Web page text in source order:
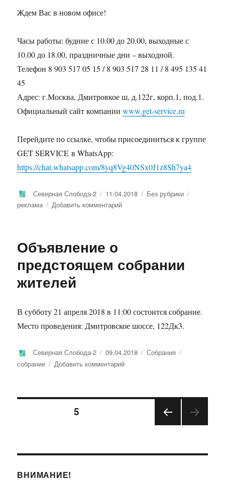
Ждем Вас в новом офисе!
Часы работы: будние с 10.00 до 20.00, выходные с
10.00 до 18.00, праздничные дни – выходной.
Телефон 8 903 517 05 15 / 8 903 517 28 11 / 8 495 135 41
45
Адрес: г.Москва, Дмитровкое ш, д.122г, корп.1, под.1.
Официальный сайт компанииwww.get-service.ru
Перейдите по ссылке, чтобы присоединиться к группе
GET SERVICE в WhatsApp:
https://chat.whatsapp.com/8yq8Vg40NSx0J1z8Sh7ya4
Автор
Северная Слобода-2 Опубликовано
11.04.2018 Рубрики
Без рубрики
реклама
Добавить комментарийк
на
Слобода»
Объявление о
предстоящем собрании
жителей
В субботу 21 апреля 2018 в 11:00 состоится собрание.
Место проведения: Дмитровское шоссе, 122Дк3.
Автор
Северная Слобода-2 Опубликовано
09.04.2018 Рубрики
Собрания
собрание
Добавить комментарийк
Пагинация
Я
СТРАНИЦА5
ВНИМАНИЕ!